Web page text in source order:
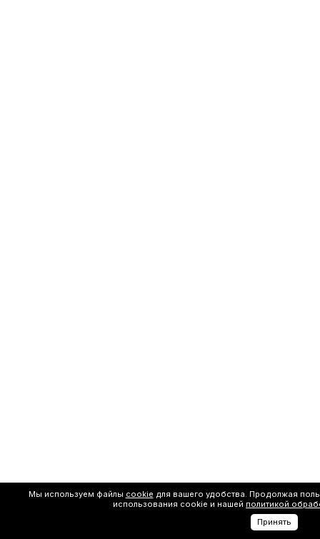
Мы используем файлы cookie для вашего удобства. Продолжая
использования cookie и нашей политикой
Принять